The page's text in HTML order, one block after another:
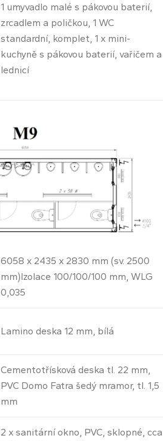
1 umyvadlo malé s pákovou baterií,
zrcadlem a poličkou, 1 WC
standardní, komplet, 1 x mini-
kuchyně s pákovou baterií, vařičem a
lednicí
6058 x 2435 x 2830 mm (sv. 2500
mm)Izolace 100/100/100 mm, WLG
0,035
Lamino deska 12 mm, bílá
Cementotřísková deska tl. 22 mm,
PVC Domo Fatra šedý mramor, tl. 1,5
mm
2 x sanitární okno, PVC, sklopné, cca